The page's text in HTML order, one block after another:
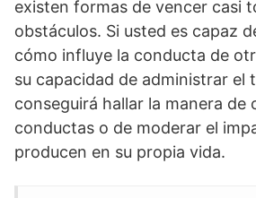
existen formas de vencer casi
obstáculos. Si usted es capaz
cómo influye la conducta de
su capacidad de administrar el
conseguirá hallar la manera de
conductas o de moderar el
producen en su propia vida.